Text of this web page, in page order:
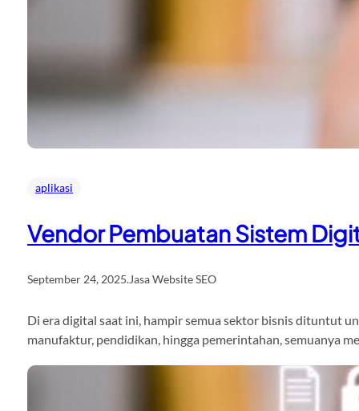
aplikasi
Vendor Pembuatan Sistem
September 24, 2025.Jasa Website SEO
Di era digital saat ini, hampir semua sektor bisnis dituntut
manufaktur, pendidikan, hingga pemerintahan, semuanya